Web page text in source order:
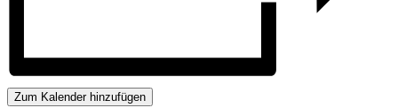
Zum Kalender hinzufügen